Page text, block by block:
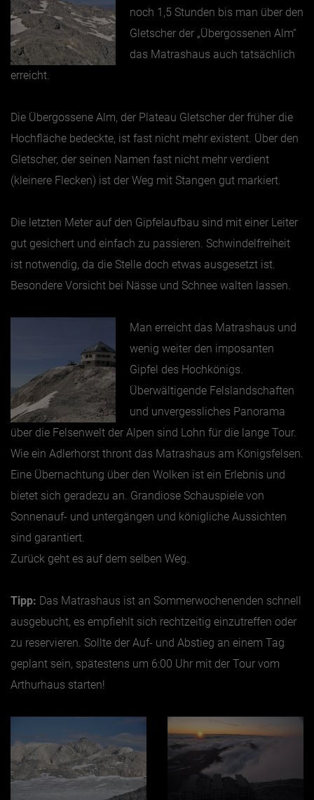
noch 1,5 Stunden bis man über den
Gletscher der „Übergossenen Alm“
das Matrashaus auch tatsächlich
erreicht.
Die Übergossene Alm, der Plateau Gletscher der früher die
Hochfläche bedeckte, ist fast nicht mehr existent. Über den
Gletscher, der seinen Namen fast nicht mehr verdient
(kleinere Flecken) ist der Weg mit Stangen gut markiert.
Die letzten Meter auf den Gipfelaufbau sind mit einer Leiter
gut gesichert und einfach zu passieren. Schwindelfreiheit
ist notwendig, da die Stelle doch etwas ausgesetzt ist.
Besondere Vorsicht bei Nässe und Schnee walten lassen.
Man erreicht das Matrashaus und
wenig weiter den imposanten
Gipfel des Hochkönigs.
Überwältigende Felslandschaften
und unvergessliches Panorama
über die Felsenwelt der Alpen sind Lohn für die lange Tour.
Wie ein Adlerhorst thront das Matrashaus am Königsfelsen.
Eine Übernachtung über den Wolken ist ein Erlebnis und
bietet sich geradezu an. Grandiose Schauspiele von
Sonnenauf- und untergängen und königliche Aussichten
sind garantiert.
Zurück geht es auf dem selben Weg.
Tipp: Das Matrashaus ist an Sommerwochenenden schnell
ausgebucht, es empfiehlt sich rechtzeitig einzutreffen oder
zu reservieren. Sollte der Auf- und Abstieg an einem Tag
geplant sein, spätestens um 6:00 Uhr mit der Tour vom
Arthurhaus starten!